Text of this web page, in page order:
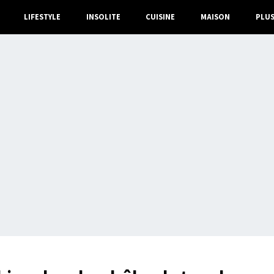
LIFESTYLE INSOLITE CUISINE MAISON PLUS